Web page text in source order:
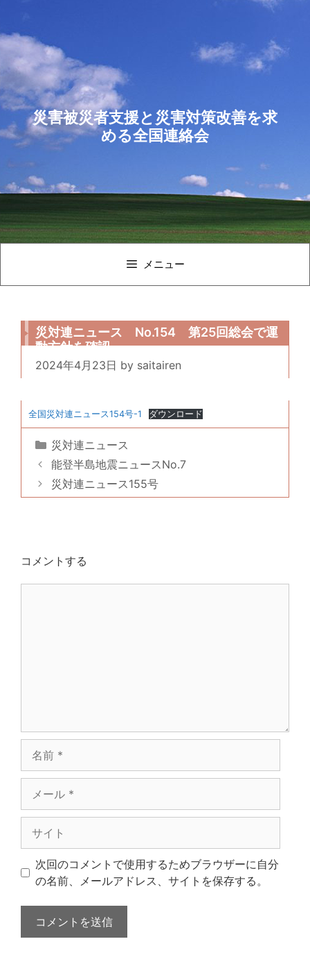
テ
ツ
へ
ス
キ
ッ
災害被災者支援と災害対策改善を求
める全国連絡会
メニュー
災対連ニュース No.154 第25回総会で運
動方針を確認
2024年4月23日 by saitairen
全国災対連ニュース154号-1 ダウンロード
カ
テ
ゴ
リ
災対連ニュース
能登半島地震ニュースNo.7
災対連ニュース155号
コメントする
ル
次回のコメントで使用するためブラウザーに自分
の名前、メールアドレス、サイトを保存する。